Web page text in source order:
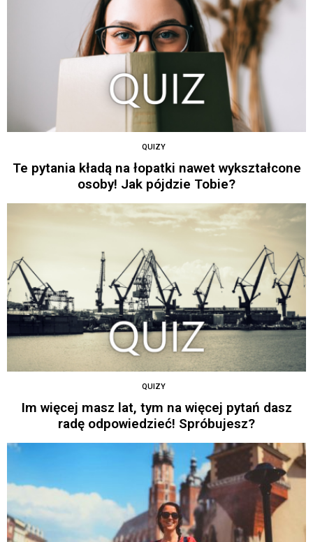
QUIZY
Te pytania kładą na łopatki nawet wykształcone
osoby! Jak pójdzie Tobie?
QUIZY
Im więcej masz lat, tym na więcej pytań dasz
radę odpowiedzieć! Spróbujesz?